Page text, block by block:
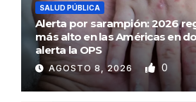
SALUD PÚBLICA
Alerta por sarampión: 2026
más alto en las Américas en
alerta la OPS
AGOSTO 8, 2026 0